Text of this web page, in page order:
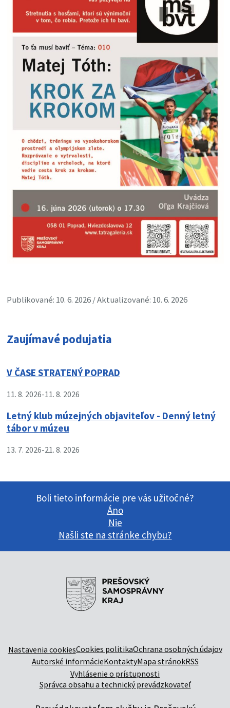
Publikované: 10. 6. 2026 / Aktualizované: 10. 6. 2026
Zaujímavé podujatia
V ČASE STRATENÝ POPRAD
11. 8. 2026-11. 8. 2026
Letný klub múzejných objaviteľov - Denný letný
tábor v múzeu
13. 7. 2026-21. 8. 2026
Boli tieto informácie pre vás užitočné?
Áno
Nie
Našli ste na stránke chybu?
Nastavenia cookiesCookies politikaOchrana osobných údajov
Autorské informácieKontaktyMapa stránokRSS
Vyhlásenie o prístupnosti
Správca obsahu a technický prevádzkovateľ